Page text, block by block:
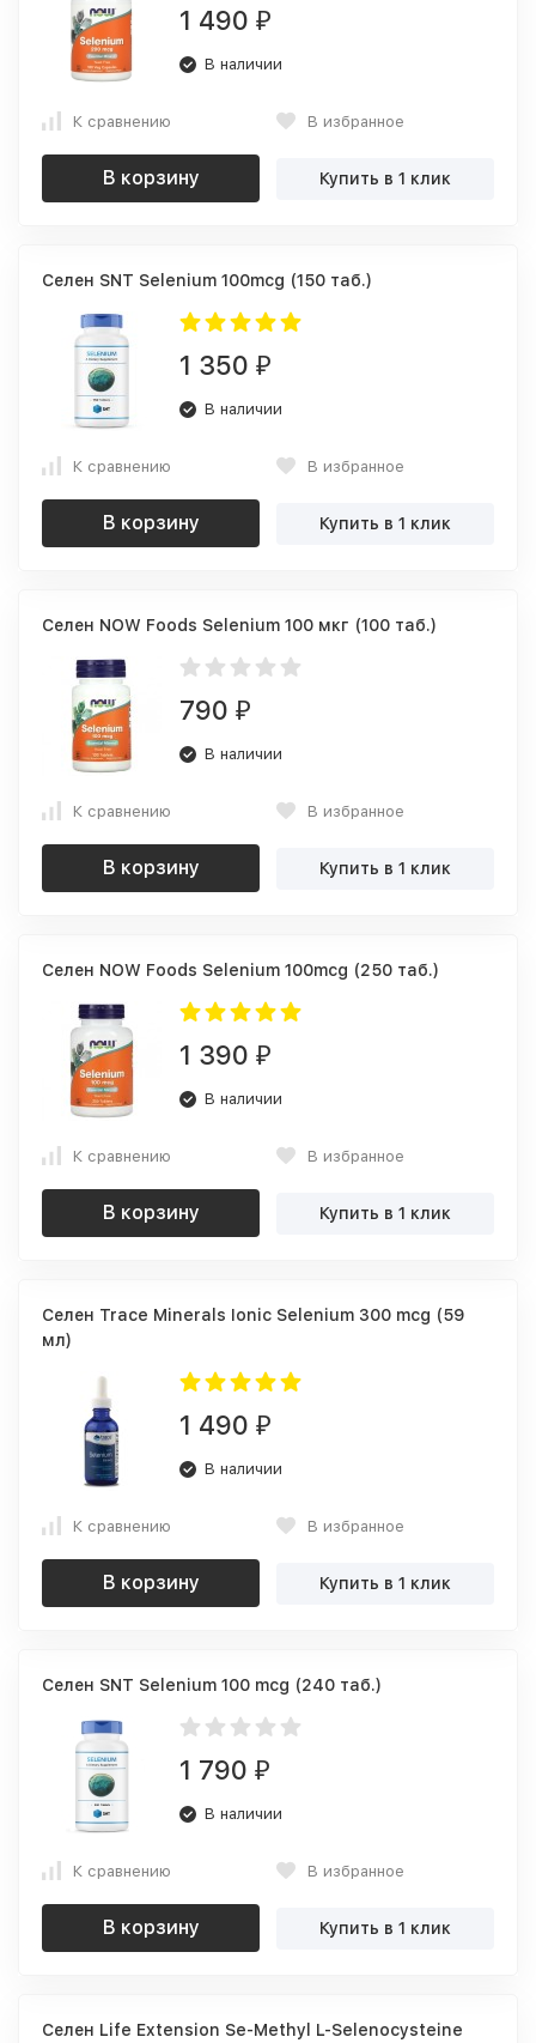
1 490 ₽
В наличии
К сравнению В избранное
В корзину Купить в 1 клик
Селен SNT Selenium 100mcg (150 таб.)
1 350 ₽
В наличии
К сравнению В избранное
В корзину Купить в 1 клик
Селен NOW Foods Selenium 100 мкг (100 таб.)
790 ₽
В наличии
К сравнению В избранное
В корзину Купить в 1 клик
Селен NOW Foods Selenium 100mcg (250 таб.)
1 390 ₽
В наличии
К сравнению В избранное
В корзину Купить в 1 клик
Селен Trace Minerals Ionic Selenium 300 mcg (59
мл)
1 490 ₽
В наличии
К сравнению В избранное
В корзину Купить в 1 клик
Селен SNT Selenium 100 mcg (240 таб.)
1 790 ₽
В наличии
К сравнению В избранное
В корзину Купить в 1 клик
Селен Life Extension Se-Methyl L-Selenocysteine